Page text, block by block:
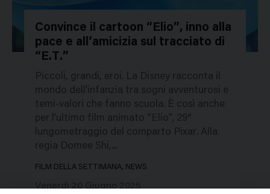
752549
Convince il cartoon “Elio”, inno alla
pace e all’amicizia sul tracciato di
“E.T.”
Piccoli, grandi, eroi. La Disney racconta il
mondo dell’infanzia tra sogni avventurosi e
temi-valori che fanno scuola. È così anche
per l’ultimo film animato “Elio”, 29°
lungometraggio del comparto Pixar. Alla
regia Domee Shi,...
FILM DELLA SETTIMANA, NEWS